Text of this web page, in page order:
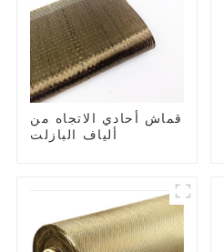
قماش أحادي الاتجاه من
ألياف البازلت